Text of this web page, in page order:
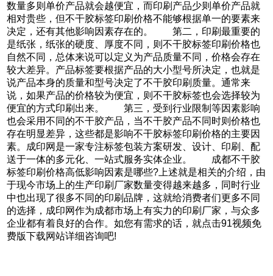
数量多则单价产品就会越便宜，而印刷产品少则单价产品就
相对贵些，但不干胶标签印刷价格不能够根据单一的要素来
决定，还有其他影响因素存在的。 第二，印刷最重要的
是纸张，纸张的硬度、厚度不同，则不干胶标签印刷价格也
自然不同，总体来说可以定义为产品质量不同，价格会存在
较大差异。产品标签要根据产品的大小型号所决定，也就是
说产品本身的质量和型号决定了不干胶印刷质量。通常来
说，如果产品的价格较为便宜，则不干胶标签也会选择较为
便宜的方式印刷出来。 第三，受到行业限制等因素影响
也会采用不同的不干胶产品，当不干胶产品不同时则价格也
存在明显差异，这些都是影响不干胶标签印刷价格的主要因
素。成印网是一家专注标签包装方案研发、设计、印刷、配
送于一体的多元化、一站式服务实体企业。 成都不干胶
标签印刷价格高低影响因素是哪些?上述就是相关的介绍，由
于现今市场上的生产印刷厂家数量变得越来越多，同时行业
中也出现了很多不同的印刷品牌，这就给消费者们更多不同
的选择，成印网作为成都市场上有实力的印刷厂家，与众多
企业都有着良好的合作。如您有需求的话，就点击91视频免
费版下载网站详细咨询吧!